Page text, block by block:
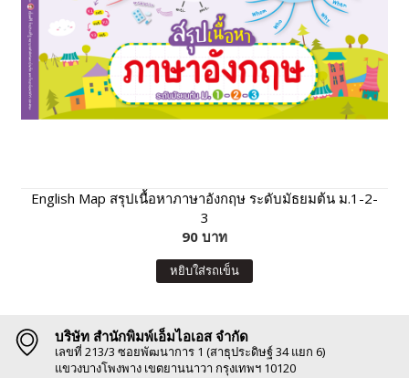
English Map สรุปเนื้อหาภาษาอังกฤษ ระดับมัธยมต้น ม.1-2-
3
90 บาท
หยิบใส่รถเข็น
บริษัท สำนักพิมพ์เอ็มไอเอส จำกัด
เลขที่ 213/3 ซอยพัฒนาการ 1 (สาธุประดิษฐ์ 34 แยก 6)
แขวงบางโพงพาง เขตยานนาวา กรุงเทพฯ 10120